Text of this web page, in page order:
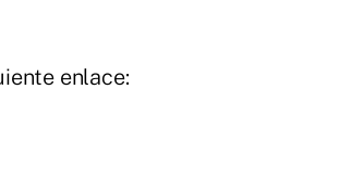
enlace: